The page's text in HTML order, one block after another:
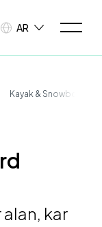
AR
Kayak & Snowboard
alan, kar